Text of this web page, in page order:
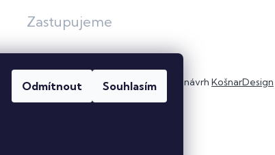
Odmítnout Souhlasím
Zastupujeme
Grafický návrh KošnarDesign